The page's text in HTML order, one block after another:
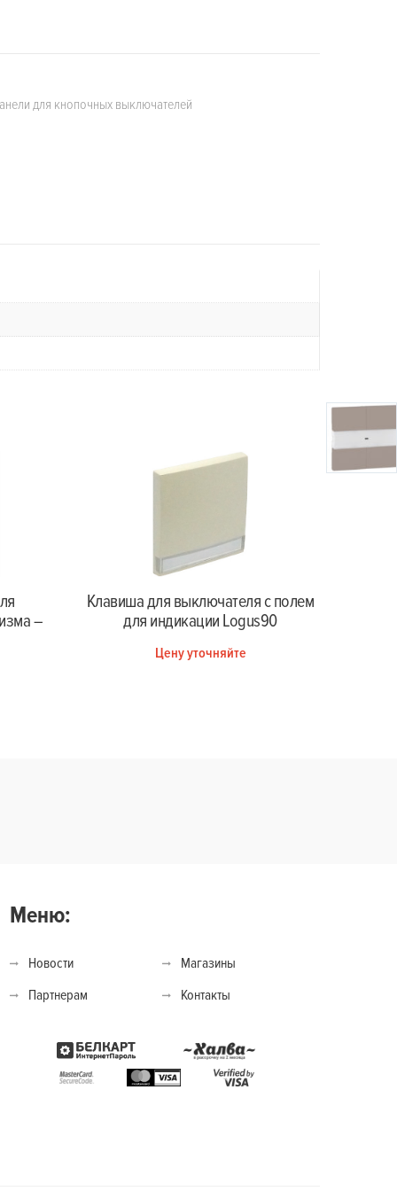
для кнопочных выключателей
–
Клавиша для выключателя с полем
для индикации Logus90
Цену уточняйте
Меню:
Новости
Партнерам
Магазины
Контакты